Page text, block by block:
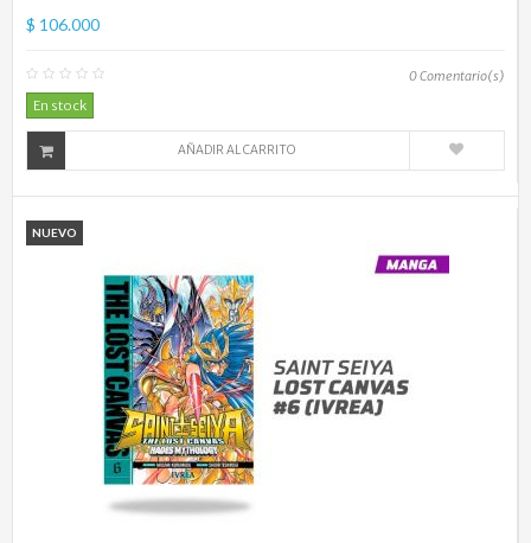
$ 106.000
0Comentario(s)
En stock
AÑADIR AL CARRITO
NUEVO